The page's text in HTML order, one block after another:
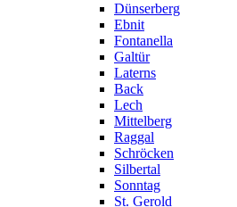
Dünserberg
Ebnit
Fontanella
Galtür
Laterns
Back
Lech
Mittelberg
Raggal
Schröcken
Silbertal
Sonntag
St. Gerold